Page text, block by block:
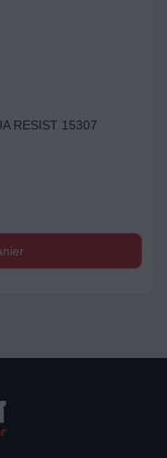
RESIST 15307